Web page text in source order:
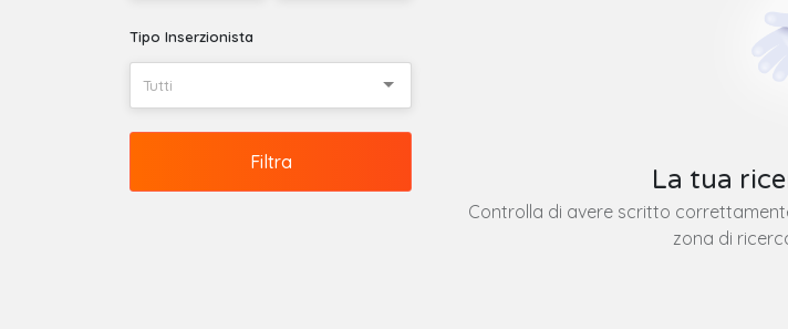
Tipo Inserzionista
Tutti
Filtra
La tua
Controlla di avere scritto
zona di